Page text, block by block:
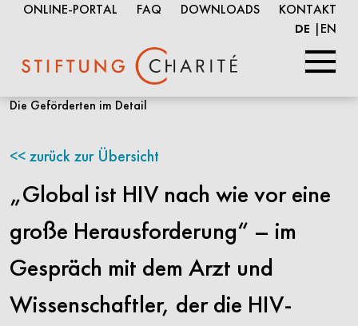
zum
ONLINE-PORTAL FAQ DOWNLOADS KONTAKT
DE EN
Die Geförderten im Detail
zurück zur Übersicht
„Global ist HIV nach wie vor eine
große Herausforderung“ – im
Gespräch mit dem Arzt und
Wissenschaftler, der die HIV-